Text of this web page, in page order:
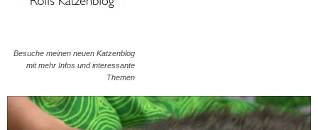
Besuche meinen neuen Katzenblog
mit mehr Infos und interessante
Themen